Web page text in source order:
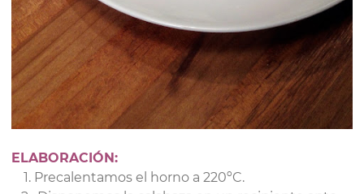
ELABORACIÓN:
Precalentamos el horno a 220ºC.